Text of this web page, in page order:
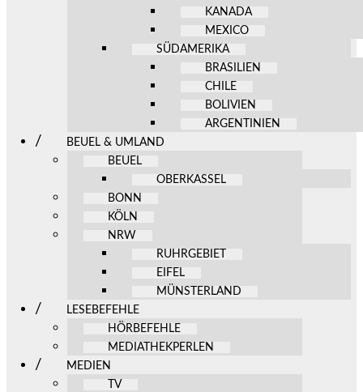
KANADA
MEXICO
SÜDAMERIKA
BRASILIEN
CHILE
BOLIVIEN
ARGENTINIEN
BEUEL & UMLAND
BEUEL
OBERKASSEL
BONN
KÖLN
NRW
RUHRGEBIET
EIFEL
MÜNSTERLAND
LESEBEFEHLE
HÖRBEFEHLE
MEDIATHEKPERLEN
MEDIEN
TV